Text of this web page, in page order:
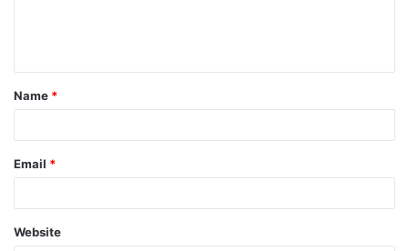
t
*
Name *
Email *
Website